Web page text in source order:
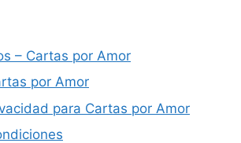
– Cartas por Amor
por Amor
para Cartas por Amor